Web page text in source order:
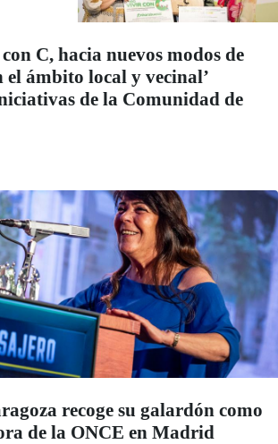
C, hacia nuevos modos de
el ámbito local y vecinal’
de la Comunidad de
recoge su galardón como
de la ONCE en Madrid